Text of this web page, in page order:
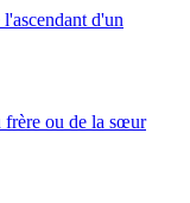
d'un
frère ou de la sœur